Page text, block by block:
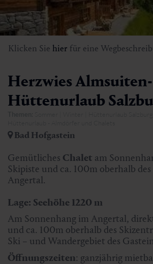
Klicken Sie hier für eine
Herzwies Almsuiten-
Hüttenurlaub
Bad Hofgastein
Gemütliches Chalet am
Skipiste und ca. 100m oberhalb
Angertal.
Lage: Seehöhe 1220 m
Am Sonnenhang im Angertal,
und ca. 100m oberhalb des
Ski – und Wandergebiet des
Öffnungszeiten: ganzjährig